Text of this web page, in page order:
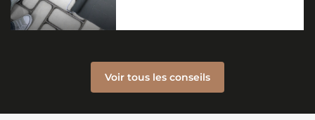
Voir tous les conseils